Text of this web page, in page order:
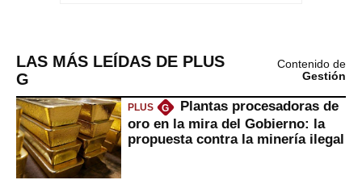
LAS MÁS LEÍDAS DE PLUS
G
Contenido de
Gestión
PLUS G
Plantas procesadoras de
oro en la mira del Gobierno: la
propuesta contra la minería ilegal